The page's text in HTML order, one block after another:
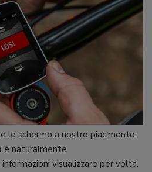
lo schermo a nostro piacimento:
e naturalmente
visualizzare per volta.